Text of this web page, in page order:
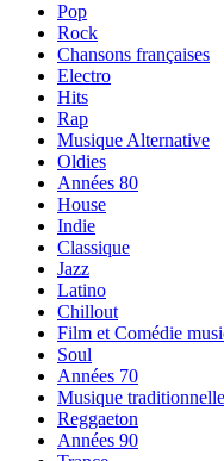
Pop
Rock
Chansons françaises
Electro
Hits
Rap
Musique Alternative
Oldies
Années 80
House
Indie
Classique
Jazz
Latino
Chillout
Film et Comédie
Soul
Années 70
Musique traditionnelle
Reggaeton
Années 90